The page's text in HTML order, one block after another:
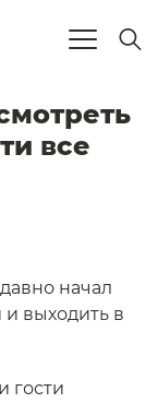
все
начал
выходить в
гости